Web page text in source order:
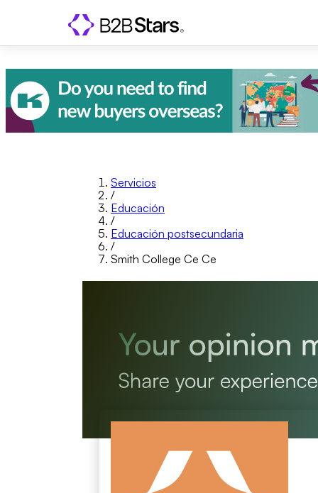
Servicios
/
Educación
/
Educación postsecundaria
/
Smith College Ce Ce